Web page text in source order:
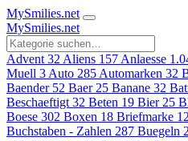
MySmilies.net
MySmilies.net
Advent 32 Aliens 157 Anlaesse
Muell 3 Auto 285 Automarken 32
Baender 52 Baer 25 Banane 32
Beschaeftigt 32 Beten 19 Bier 25
Boese 302 Boxen 18 Briefmarke 12
Buchstaben - Zahlen 287 Buegeln 2